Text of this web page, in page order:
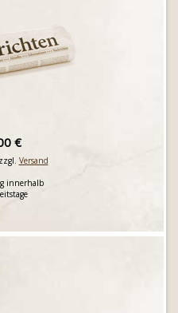
€
Versand
innerhalb